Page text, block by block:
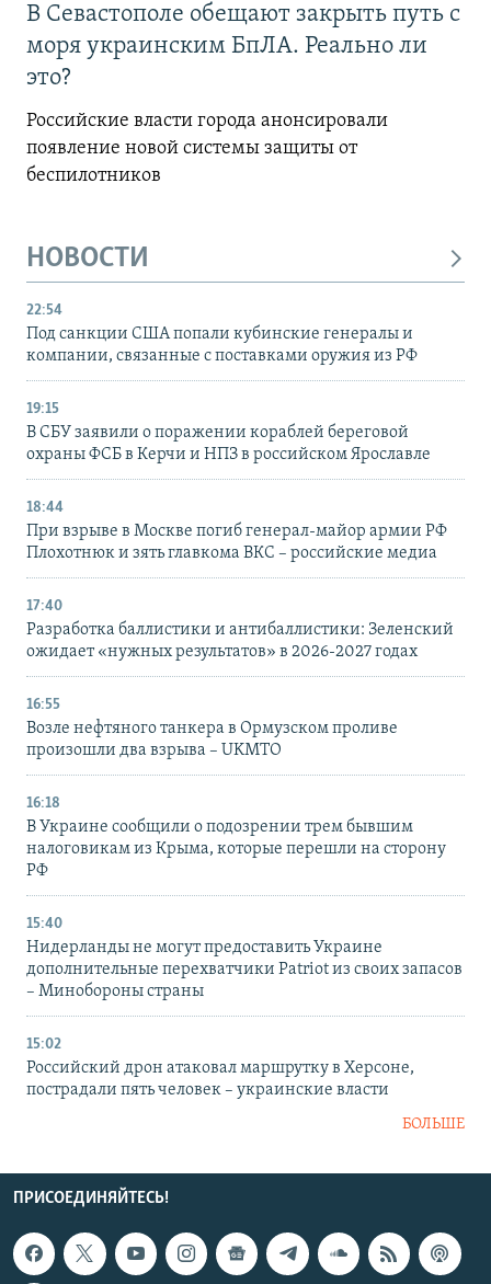
В Севастополе обещают закрыть путь с
моря украинским БпЛА. Реально ли
это?
Российские власти города анонсировали
появление новой системы защиты от
беспилотников
НОВОСТИ
22:54
Под санкции США попали кубинские генералы и
компании, связанные с поставками оружия из РФ
19:15
В СБУ заявили о поражении кораблей береговой
охраны ФСБ в Керчи и НПЗ в российском Ярославле
18:44
При взрыве в Москве погиб генерал-майор армии РФ
Плохотнюк и зять главкома ВКС – российские медиа
17:40
Разработка баллистики и антибаллистики: Зеленский
ожидает «нужных результатов» в 2026-2027 годах
16:55
Возле нефтяного танкера в Ормузском проливе
произошли два взрыва – UKMTO
16:18
В Украине сообщили о подозрении трем бывшим
налоговикам из Крыма, которые перешли на сторону
РФ
15:40
Нидерланды не могут предоставить Украине
дополнительные перехватчики Patriot из своих запасов
– Минобороны страны
15:02
Российский дрон атаковал маршрутку в Херсоне,
пострадали пять человек – украинские власти
БОЛЬШЕ
ПРИСОЕДИНЯЙТЕСЬ!